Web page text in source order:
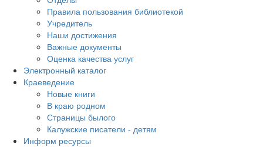
Правила пользования библиотекой
Учредитель
Наши достижения
Важные документы
Оценка качества услуг
Электронный каталог
Краеведение
Новые книги
В краю родном
Страницы былого
Калужские писатели - детям
Информ ресурсы